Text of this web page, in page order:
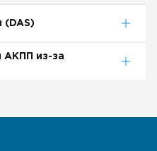
(DAS)
АКПП из-за